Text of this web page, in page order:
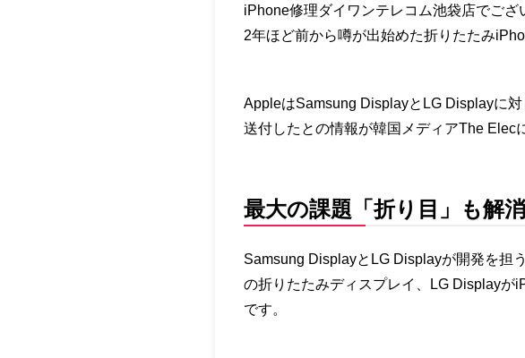
iPhone修理ダイワンテレコム池袋店でござ
2年ほど前から噂が出始めた折りたたみ
AppleはSamsung DisplayとLG Displayに
送付したとの情報が韓国メディアThe Elec
最大の課題「折り目」も解
Samsung DisplayとLG Displayが開発を担
の折りたたみディスプレイ、LG Displayが
です。